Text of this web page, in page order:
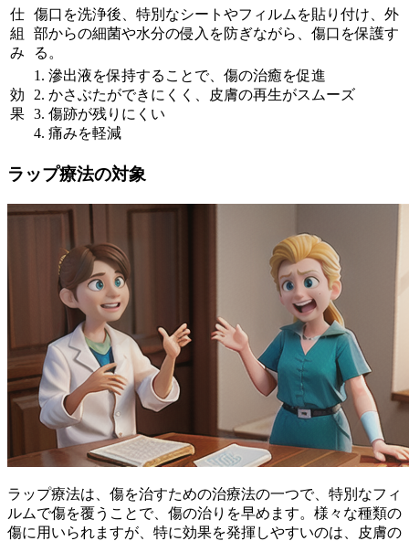
仕
組
み
傷口を洗浄後、特別なシートやフィルムを貼り付け、外
部からの細菌や水分の侵入を防ぎながら、傷口を保護す
る。
効
果
1. 滲出液を保持することで、傷の治癒を促進
2. かさぶたができにくく、皮膚の再生がスムーズ
3. 傷跡が残りにくい
4. 痛みを軽減
ラップ療法の対象
ラップ療法は、傷を治すための治療法の一つで、特別なフィ
ルムで傷を覆うことで、傷の治りを早めます。様々な種類の
傷に用いられますが、特に効果を発揮しやすいのは、
皮膚の